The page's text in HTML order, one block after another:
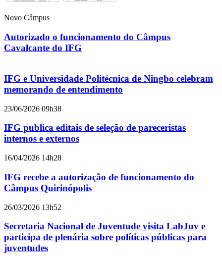
Novo Câmpus
Autorizado o funcionamento do Câmpus
Cavalcante do IFG
IFG e Universidade Politécnica de Ningbo celebram
memorando de entendimento
23/06/2026 09h38
IFG publica editais de seleção de pareceristas
internos e externos
16/04/2026 14h28
IFG recebe a autorização de funcionamento do
Câmpus Quirinópolis
26/03/2026 13h52
Secretaria Nacional de Juventude visita LabJuv e
participa de plenária sobre políticas públicas para
juventudes